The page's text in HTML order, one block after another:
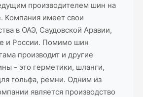
производителем шин на
Компания имеет свои
в ОАЭ, Саудовской Аравии,
и России. Помимо шин
производит и другие
- это герметики, шланги,
гольфа, ремни. Одним из
является производство